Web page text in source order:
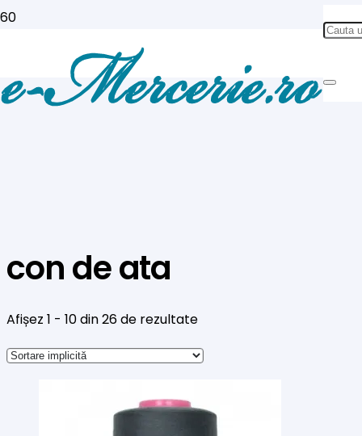
con de ata
Afișez 1 - 10 din 26 de rezultate